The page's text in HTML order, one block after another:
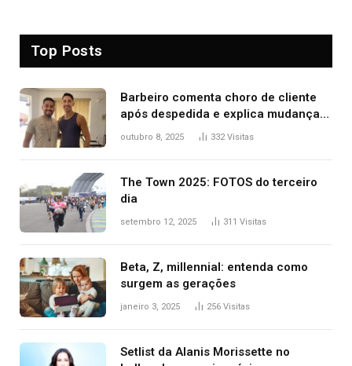
Top Posts
Barbeiro comenta choro de cliente
após despedida e explica mudança
para o TO: ‘Não esperava atingir
outubro 8, 2025 332Visitas
The Town 2025: FOTOS do terceiro
dia
setembro 12, 2025 311 Visitas
Beta, Z, millennial: entenda como
surgem as gerações
janeiro 3, 2025 256 Visitas
Setlist da Alanis Morissette no